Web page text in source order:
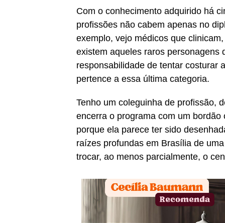
Com o conhecimento adquirido há
profissões não cabem apenas no
exemplo, vejo médicos que
existem aqueles raros personagens
responsabilidade de tentar costurar
pertence a essa última categoria.
Tenho um coleguinha de profissão,
encerra o programa com um bordão
porque ela parece ter sido
raízes profundas em Brasília de
trocar, ao menos parcialmente, o